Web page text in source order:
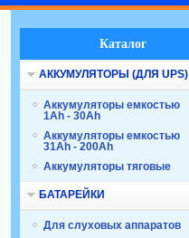
Каталог
АККУМУЛЯТОРЫ (ДЛЯ UPS)
Аккумуляторы емкостью
1Ah - 30Ah
Аккумуляторы емкостью
31Ah - 200Ah
Аккумуляторы тяговые
БАТАРЕЙКИ
Для слуховых аппаратов